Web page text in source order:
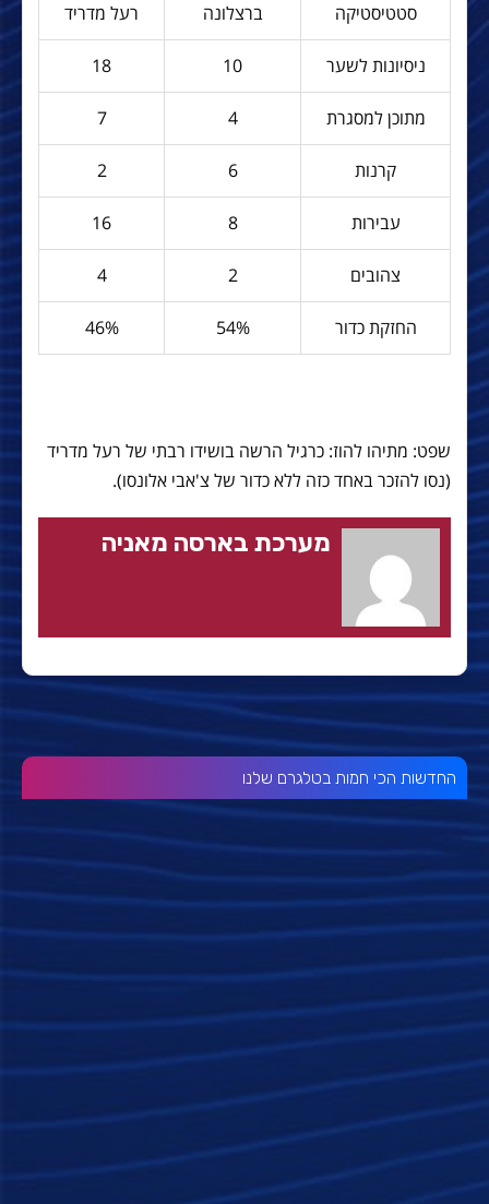
סטטיסטיקה ברצלונה רעל מדריד
ניסיונות לשער 10
18
מתוכן למסגרת 4
7
קרנות 6
2
עבירות 8
16
צהובים 2
4
החזקת כדור 54%
46%
שפט: מתיהו להוז: כרגיל הרשה בושידו רבתי של רעל מדריד
(נסו להזכר באחד כזה ללא כדור של צ'אבי אלונסו).
מערכת בארסה מאניה
החדשות הכי חמות בטלגרם שלנו